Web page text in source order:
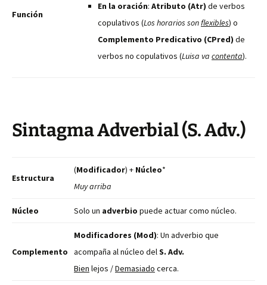
Función
En la oración: Atributo (Atr) de verbos
copulativos (Los horarios sonflexibles) o
Complemento Predicativo (CPred) de
verbos no copulativos (Luisa va contenta).
Sintagma Adverbial (S. Adv.)
Estructura
(Modificador) + Núcleo*
Muy arriba
Núcleo Solo un adverbio puede actuar como núcleo.
Complemento
Modificadores (Mod): Un adverbio que
acompaña al núcleo delS. Adv.
Bien lejos /Demasiado cerca.